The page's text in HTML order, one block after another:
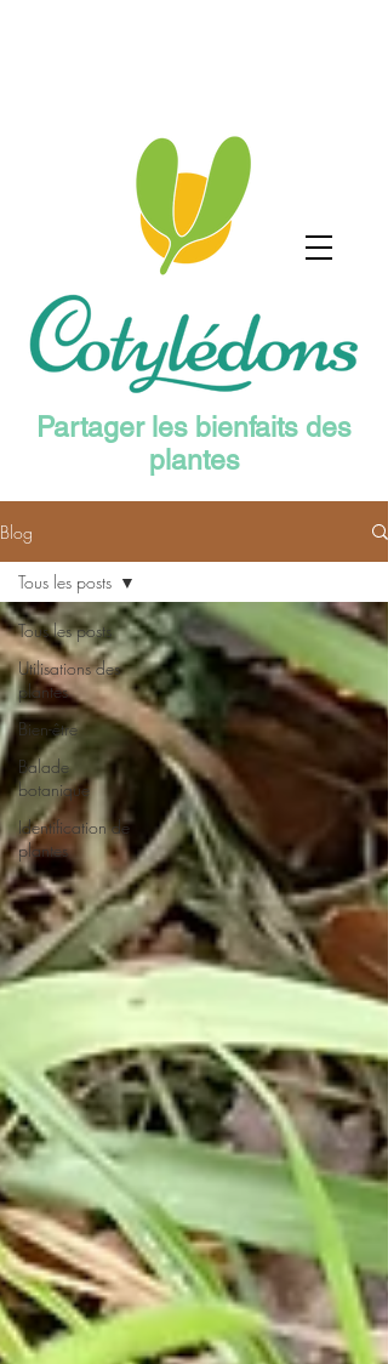
Partager les bienfaits des
plantes
Blog
Tous les posts
Utilisations des
plantes
Bien-être
Balade
botanique
Identification de
plantes
Tous les posts